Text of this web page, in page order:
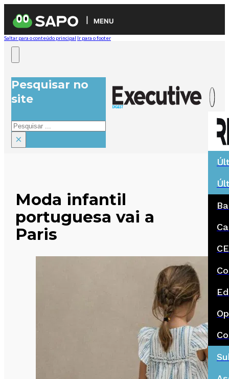
MENU
Saltar para o conteúdo principal Ir para o footer
Pesquisar no
site
Pesquisar
×
Moda infantil
portuguesa vai a
Paris